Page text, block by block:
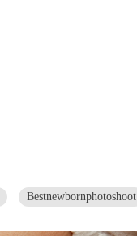
Bestnewbornphotoshoot